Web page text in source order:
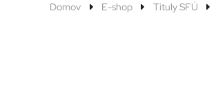
Domov E-shop Tituly SFÚ